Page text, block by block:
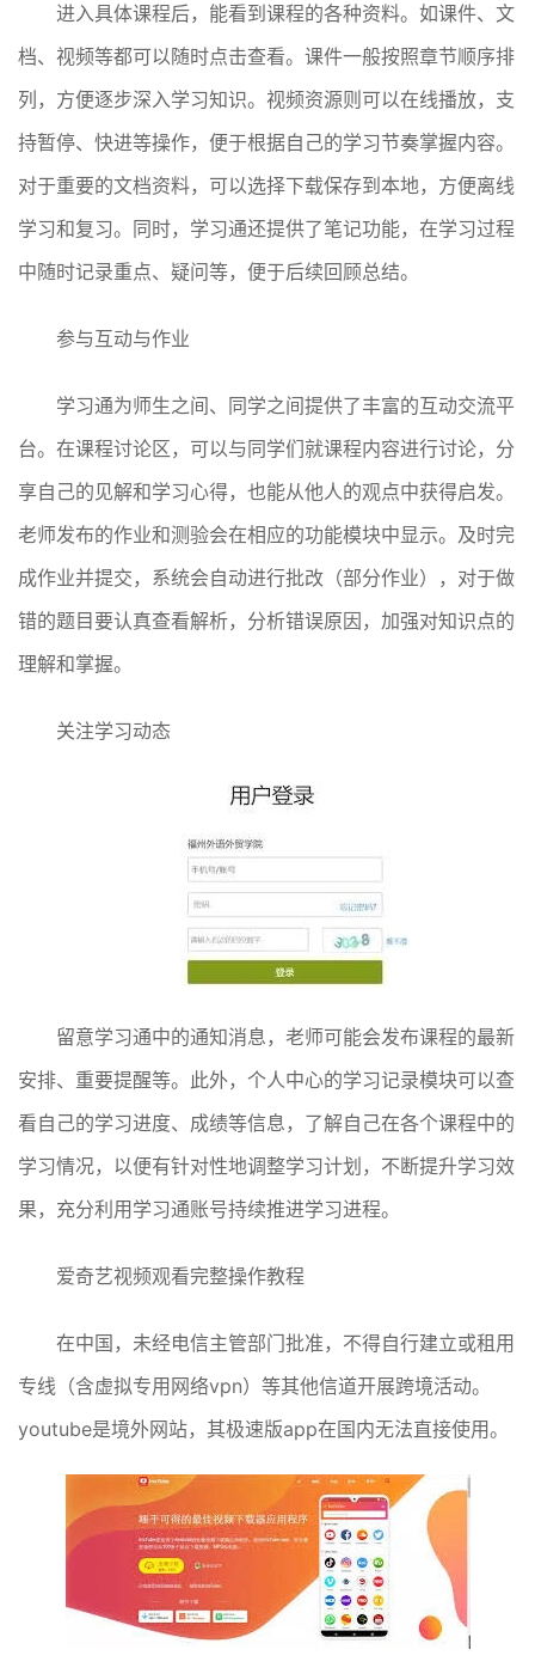
进入具体课程后，能看到课程的各种资料。如课件、文
档、视频等都可以随时点击查看。课件一般按照章节顺序排
列，方便逐步深入学习知识。视频资源则可以在线播放，支
持暂停、快进等操作，便于根据自己的学习节奏掌握内容。
对于重要的文档资料，可以选择下载保存到本地，方便离线
学习和复习。同时，学习通还提供了笔记功能，在学习过程
中随时记录重点、疑问等，便于后续回顾总结。
参与互动与作业
学习通为师生之间、同学之间提供了丰富的互动交流平
台。在课程讨论区，可以与同学们就课程内容进行讨论，分
享自己的见解和学习心得，也能从他人的观点中获得启发。
老师发布的作业和测验会在相应的功能模块中显示。及时完
成作业并提交，系统会自动进行批改（部分作业），对于做
错的题目要认真查看解析，分析错误原因，加强对知识点的
理解和掌握。
关注学习动态
留意学习通中的通知消息，老师可能会发布课程的最新
安排、重要提醒等。此外，个人中心的学习记录模块可以查
看自己的学习进度、成绩等信息，了解自己在各个课程中的
学习情况，以便有针对性地调整学习计划，不断提升学习效
果，充分利用学习通账号持续推进学习进程。
爱奇艺视频观看完整操作教程
在中国，未经电信主管部门批准，不得自行建立或租用
专线（含虚拟专用网络vpn）等其他信道开展跨境活动。
youtube是境外网站，其极速版app在国内无法直接使用。